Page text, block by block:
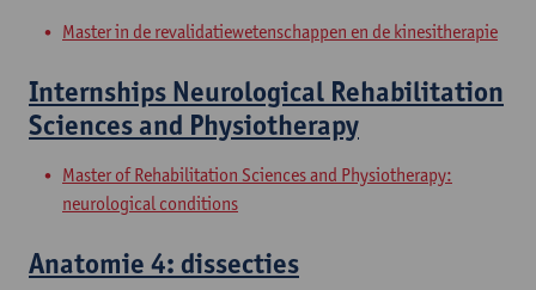
Master in de revalidatiewetenschappen en de kinesitherapie
Internships Neurological Rehabilitation
Sciences and Physiotherapy
Master of Rehabilitation Sciences and Physiotherapy:
neurological conditions
Anatomie 4: dissecties